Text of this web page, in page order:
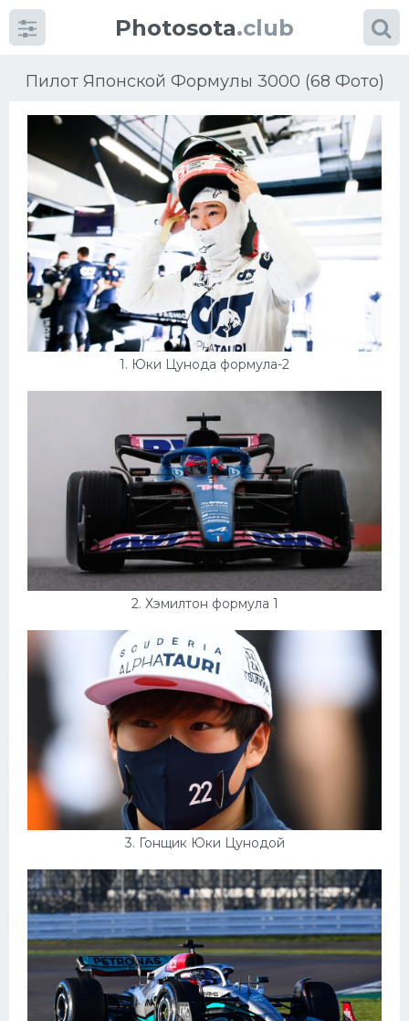
Photosota.club
Пилот Японской Формулы 3000 (68 Фото)
1. Юки Цунода формула-2
2. Хэмилтон формула 1
3. Гонщик Юки Цунодой
Категории Фото
Много картинок...
Футбол
Баскетбол
Конькобежный спорт
Тренажеры
Интерьеры квартир